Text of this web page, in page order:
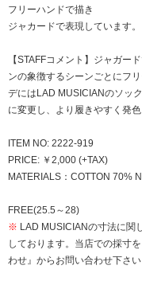
フリーハンドで描き
ジャカードで表現しています。
【STAFFコメント】ジャガー
ンの象徴するシーンごとにフ
デにはLAD MUSICIANのソッ
に変更し、より履きやすく発
ITEM NO: 2222-919
PRICE: ￥2,000 (+TAX)
MATERIALS：COTTON 70%
FREE(25.5～28)
※ LAD MUSICIANの寸法に関
しております。当店での採寸
わせ』からお問い合わせ下さい